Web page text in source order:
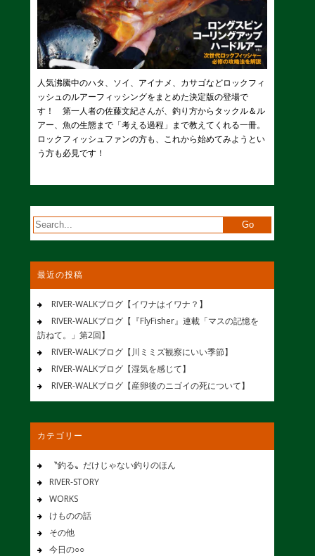
人気沸騰中のハタ、ソイ、アイナメ、カサゴなどロックフィ
ッシュのルアーフィッシングをまとめた決定版の登場で
す！ 第一人者の佐藤文紀さんが、釣り方からタックル＆ル
アー、魚の生態まで「考える過程」まで教えてくれる一冊。
ロックフィッシュファンの方も、これから始めてみようとい
う方も必見です！
最近の投稿
RIVER-WALKブログ【イワナはイワナ？】
RIVER-WALKブログ【『FlyFisher』連載「マスの記憶を
訪ねて。」第2回】
RIVER-WALKブログ【川ミミズ観察にいい季節】
RIVER-WALKブログ【湿気を感じて】
RIVER-WALKブログ【産卵後のニゴイの死について】
カテゴリー
〝釣る〟だけじゃない釣りのほん
RIVER-STORY
WORKS
けものの話
その他
今日の○○